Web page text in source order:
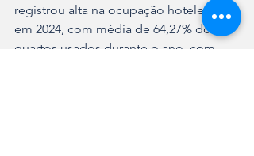
registrou alta na ocupação hoteleira
em 2024, com média de 64,27% dos
quartos usados durante o ano, com